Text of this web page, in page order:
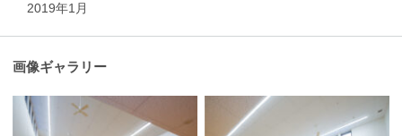
2019年1月
画像ギャラリー